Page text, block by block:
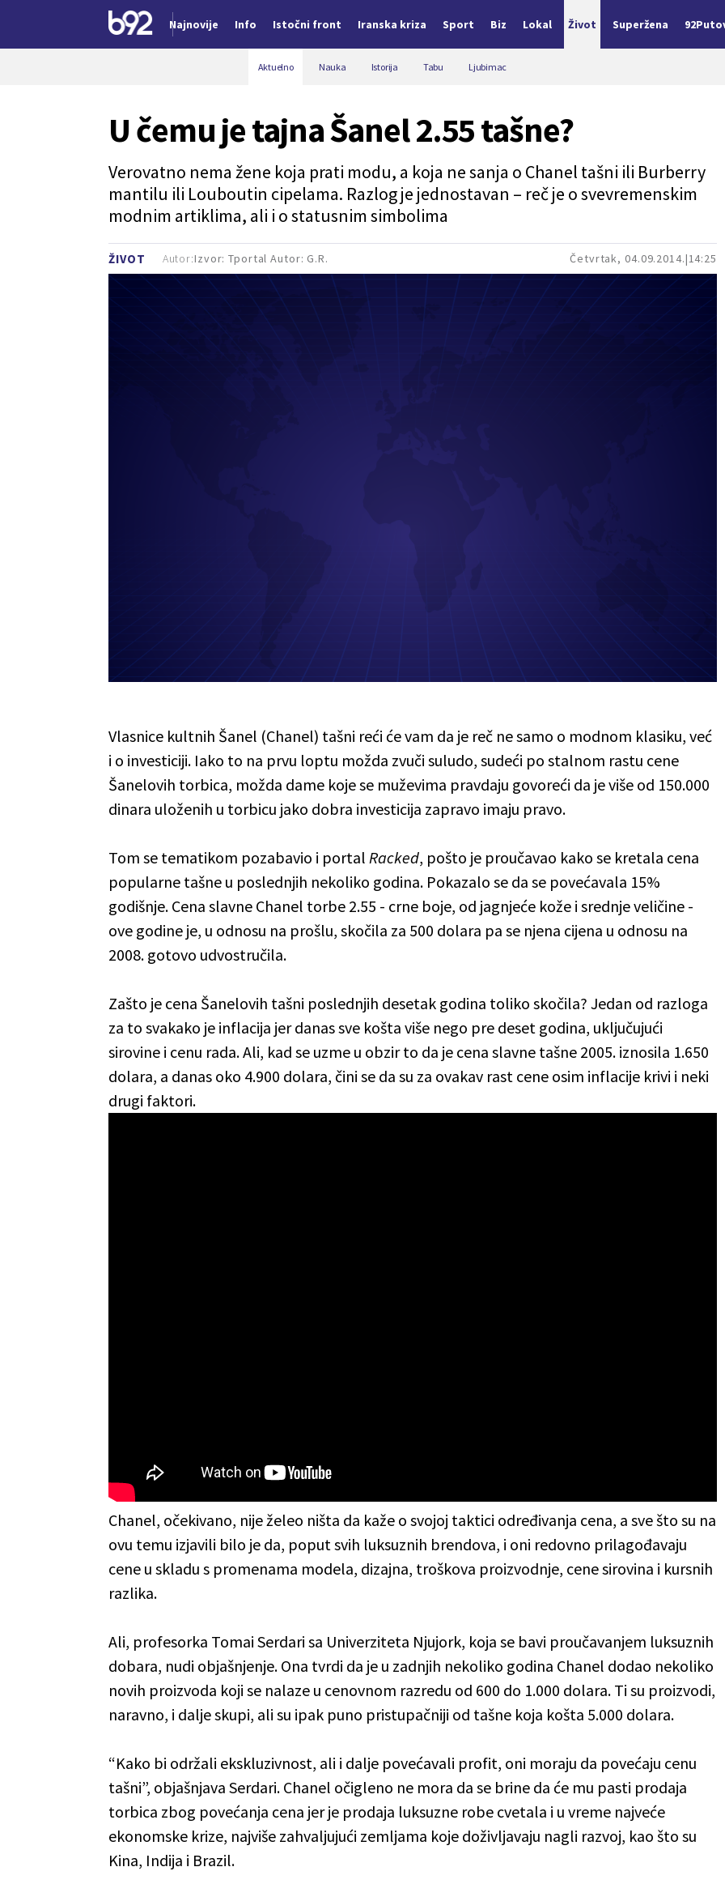
Najnovije Info Istočni front Iranska kriza Sport Biz Lokal Život Superžena
Aktuelno Nauka Istorija Tabu Ljubimac
ŽIVOT Četvrtak, 04.09.2014. 14:25
U čemu je tajna Šanel 2.55 tašne?
Verovatno nema žene koja prati modu, a koja ne sanja o Chanel tašni ili Burberry
mantilu ili Louboutin cipelama. Razlog je jednostavan – reč je o svevremenskim
modnim artiklima, ali i o statusnim simbolima
Autor:Izvor: Tportal Autor: G.R.
Vlasnice kultnih Šanel (Chanel) tašni reći će vam da je reč ne samo o modnom klasiku, već
i o investiciji. Iako to na prvu loptu možda zvuči suludo, sudeći po stalnom rastu cene
Šanelovih torbica, možda dame koje se muževima pravdaju govoreći da je više od 150.000
dinara uloženih u torbicu jako dobra investicija zapravo imaju pravo.
Tom se tematikom pozabavio i portal Racked, pošto je proučavao kako se kretala cena
popularne tašne u poslednjih nekoliko godina. Pokazalo se da se povećavala 15%
godišnje. Cena slavne Chanel torbe 2.55 - crne boje, od jagnjeće kože i srednje veličine -
ove godine je, u odnosu na prošlu, skočila za 500 dolara pa se njena cijena u odnosu na
2008. gotovo udvostručila.
Zašto je cena Šanelovih tašni poslednjih desetak godina toliko skočila? Jedan od razloga
za to svakako je inflacija jer danas sve košta više nego pre deset godina, uključujući
sirovine i cenu rada. Ali, kad se uzme u obzir to da je cena slavne tašne 2005. iznosila 1.650
dolara, a danas oko 4.900 dolara, čini se da su za ovakav rast cene osim inflacije krivi i neki
drugi faktori.
Chanel, očekivano, nije želeo ništa da kaže o svojoj taktici određivanja cena, a sve što su na
ovu temu izjavili bilo je da, poput svih luksuznih brendova, i oni redovno prilagođavaju
cene u skladu s promenama modela, dizajna, troškova proizvodnje, cene sirovina i kursnih
razlika.
Ali, profesorka Tomai Serdari sa Univerziteta Njujork, koja se bavi proučavanjem luksuznih
dobara, nudi objašnjenje. Ona tvrdi da je u zadnjih nekoliko godina Chanel dodao nekoliko
novih proizvoda koji se nalaze u cenovnom razredu od 600 do 1.000 dolara. Ti su proizvodi,
naravno, i dalje skupi, ali su ipak puno pristupačniji od tašne koja košta 5.000 dolara.
“Kako bi održali ekskluzivnost, ali i dalje povećavali profit, oni moraju da povećaju cenu
tašni”, objašnjava Serdari. Chanel očigleno ne mora da se brine da će mu pasti prodaja
torbica zbog povećanja cena jer je prodaja luksuzne robe cvetala i u vreme najveće
ekonomske krize, najviše zahvaljujući zemljama koje doživljavaju nagli razvoj, kao što su
Kina, Indija i Brazil.